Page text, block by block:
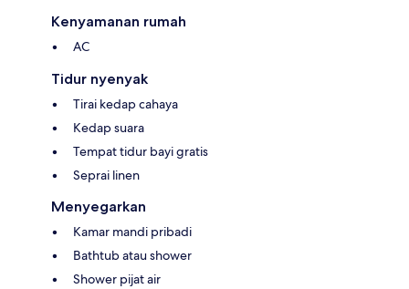
Kenyamanan rumah
AC
Tidur nyenyak
Tirai kedap cahaya
Kedap suara
Tempat tidur bayi gratis
Seprai linen
Menyegarkan
Kamar mandi pribadi
Bathtub atau shower
Shower pijat air